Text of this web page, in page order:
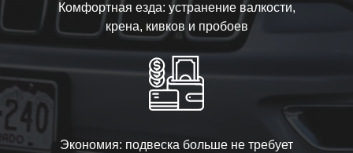
Комфортная езда: устранение валкости,
крена, кивков и пробоев
Экономия: подвеска больше не требует